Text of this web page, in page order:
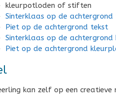
kleurpotloden of stiften
Sinterklaas op de achtergrond
Piet op de achtergrond tekst
Sinterklaas op de
Piet op de achtergrond
kan zelf op een creatieve